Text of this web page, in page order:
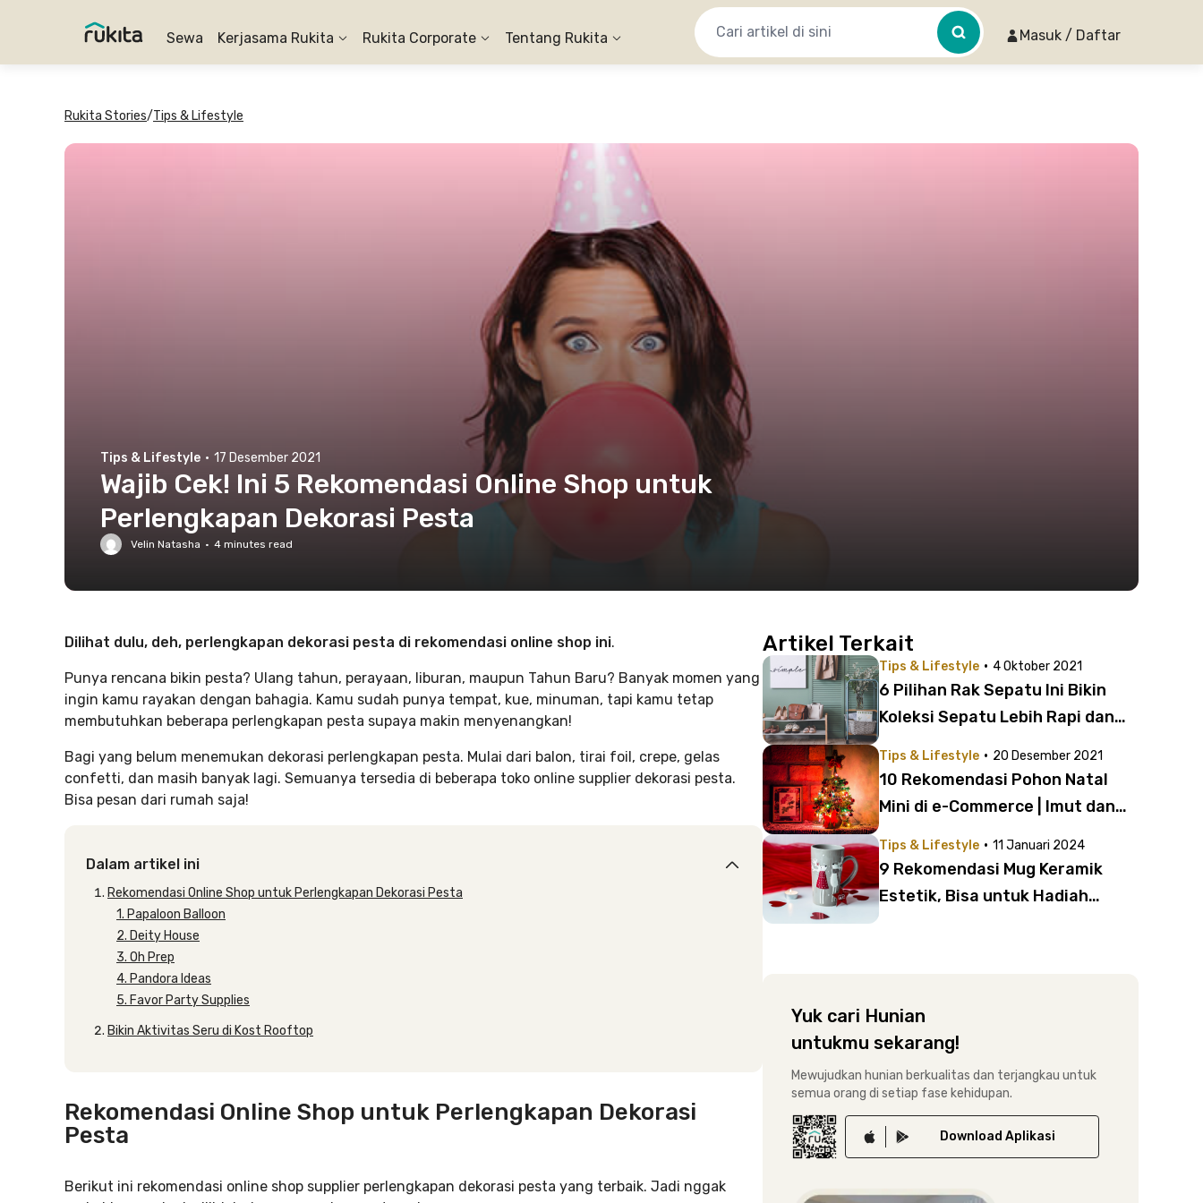
Sewa Kerjasama Rukita Rukita Corporate Tentang Rukita Masuk / Daftar
Rukita Stories/Tips & Lifestyle
Tips & Lifestyle · 17 Desember 2021
Wajib Cek! Ini 5 Rekomendasi Online Shop untuk
Perlengkapan Dekorasi Pesta
Velin Natasha · 4 minutes read
Dilihat dulu, deh, perlengkapan dekorasi pesta di rekomendasi online shop ini.
Punya rencana bikin pesta? Ulang tahun, perayaan, liburan, maupun Tahun Baru? Banyak momen yang
ingin kamu rayakan dengan bahagia. Kamu sudah punya tempat, kue, minuman, tapi kamu tetap
membutuhkan beberapa perlengkapan pesta supaya makin menyenangkan!
Bagi yang belum menemukan dekorasi perlengkapan pesta. Mulai dari balon, tirai foil, crepe, gelas
confetti, dan masih banyak lagi. Semuanya tersedia di beberapa toko online supplier dekorasi pesta.
Bisa pesan dari rumah saja!
Dalam artikel ini
Rekomendasi Online Shop untuk Perlengkapan Dekorasi Pesta
1. Papaloon Balloon
2. Deity House
3. Oh Prep
4. Pandora Ideas
5. Favor Party Supplies
Bikin Aktivitas Seru di Kost Rooftop
Rekomendasi Online Shop untuk Perlengkapan Dekorasi
Pesta
Berikut ini rekomendasi online shop supplier perlengkapan dekorasi pesta yang terbaik. Jadi nggak
Artikel Terkait
Tips & Lifestyle · 4 Oktober 2021
6 Pilihan Rak Sepatu Ini Bikin
Koleksi Sepatu Lebih Rapi dan
Tips & Lifestyle · 20 Desember 2021
10 Rekomendasi Pohon Natal
Mini di e-Commerce | Imut dan
Tips & Lifestyle · 11 Januari 2024
9 Rekomendasi Mug Keramik
Estetik, Bisa untuk Hadiah
Yuk cari Hunian
untukmu sekarang!
Mewujudkan hunian berkualitas dan terjangkau untuk
semua orang di setiap fase kehidupan.
Download Aplikasi